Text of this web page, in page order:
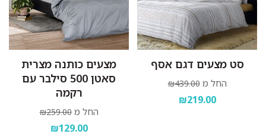
סט מצעים דגם אסף
החל מ ₪439.00
₪219.00
מצעים כותנה מצרית
סאטן 500 סילבר עם
רקמה
החל מ ₪259.00
₪129.00